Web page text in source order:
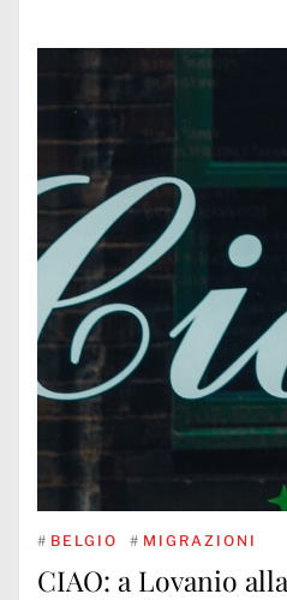
# BELGIO # MIGRAZIONI
CIAO: a Lovanio